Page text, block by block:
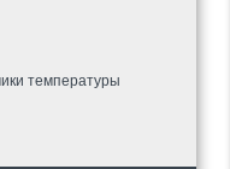
температуры